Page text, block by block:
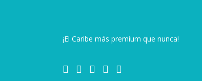
¡El Caribe más premium que nunca!